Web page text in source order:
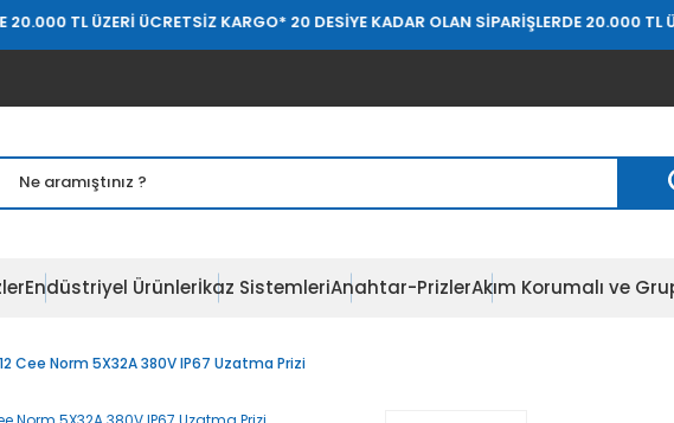
ÜCRETSİZ KARGO* 20 DESİYE KADAR OLAN SİPARİŞLERDE 20.000 TL ÜZERİ
Endüstriyel Ürünlerİkaz SistemleriAnahtar-PrizlerAkım Korumalı ve
Cee Norm 5X32A 380V IP67 Uzatma Prizi